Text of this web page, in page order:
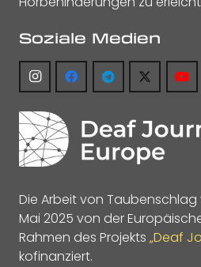
Soziale Medien
Die Arbeit von Taubenschlag
Mai 2025 von der
Rahmen des Projekts „Deaf
kofinanziert.